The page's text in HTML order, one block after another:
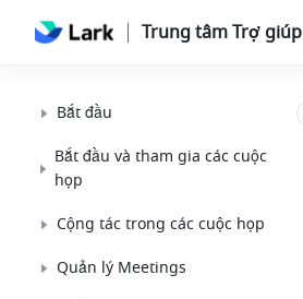
Trung tâm Trợ giúp
Bắt đầu
Bắt đầu và tham gia các cuộc
họp
Cộng tác trong các cuộc họp
Quản lý Meetings